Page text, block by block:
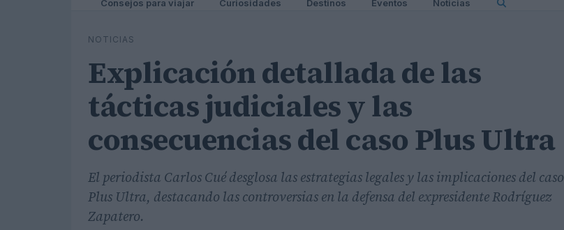
Consejos para viajar Curiosidades Destinos Eventos Noticias
NOTICIAS
Explicación detallada de las
tácticas judiciales y las
consecuencias del caso Plus Ultra
El periodista Carlos Cué desglosa las estrategias legales y las implicaciones del caso
Plus Ultra, destacando las controversias en la defensa del expresidente Rodríguez
Zapatero.